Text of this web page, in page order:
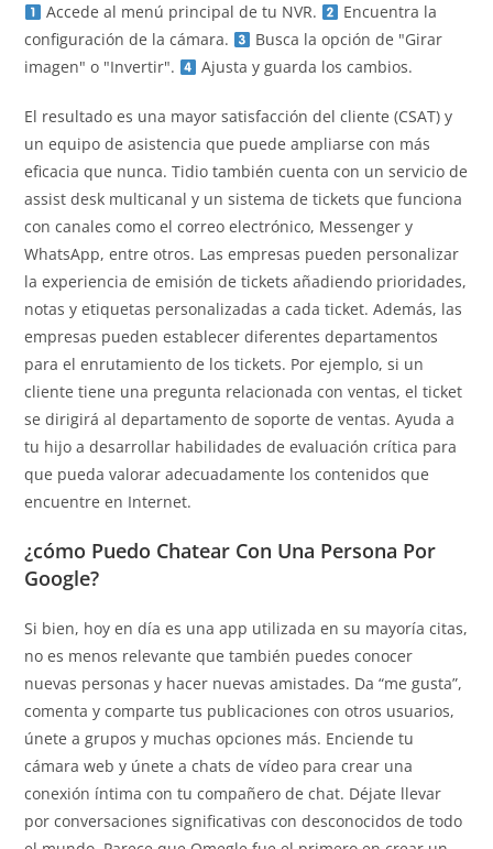
Accede al menú principal de tu NVR.
Encuentra la
configuración de la cámara.
Busca la opción de "Girar
imagen" o "Invertir".
Ajusta y guarda los cambios.
El resultado es una mayor satisfacción del cliente (CSAT) y
un equipo de asistencia que puede ampliarse con más
eficacia que nunca. Tidio también cuenta con un servicio de
assist desk multicanal y un sistema de tickets que funciona
con canales como el correo electrónico, Messenger y
WhatsApp, entre otros. Las empresas pueden personalizar
la experiencia de emisión de tickets añadiendo prioridades,
notas y etiquetas personalizadas a cada ticket. Además, las
empresas pueden establecer diferentes departamentos
para el enrutamiento de los tickets. Por ejemplo, si un
cliente tiene una pregunta relacionada con ventas, el ticket
se dirigirá al departamento de soporte de ventas. Ayuda a
tu hijo a desarrollar habilidades de evaluación crítica para
que pueda valorar adecuadamente los contenidos que
encuentre en Internet.
¿cómo Puedo Chatear Con Una Persona Por
Google?
Si bien, hoy en día es una app utilizada en su mayoría citas,
no es menos relevante que también puedes conocer
nuevas personas y hacer nuevas amistades. Da “me gusta”,
comenta y comparte tus publicaciones con otros usuarios,
únete a grupos y muchas opciones más. Enciende tu
cámara web y únete a chats de vídeo para crear una
conexión íntima con tu compañero de chat. Déjate llevar
por conversaciones significativas con desconocidos de todo